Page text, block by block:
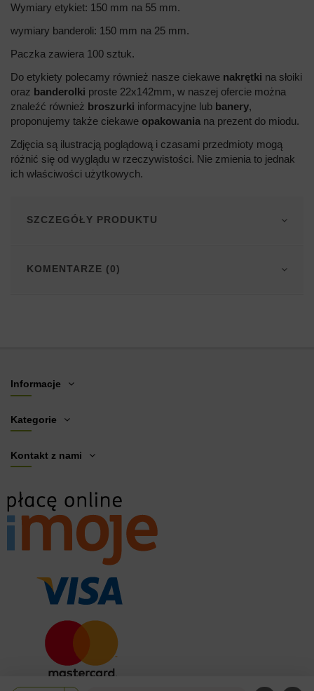
Wymiary etykiet: 150 mm na 55 mm.
wymiary banderoli: 150 mm na 25 mm.
Paczka zawiera 100 sztuk.
Do etykiety polecamy również nasze ciekawe nakrętki na słoiki
oraz banderolki proste 22x142mm, w naszej ofercie można
znaleźć również broszurki informacyjne lub banery,
proponujemy także ciekawe opakowania na prezent do miodu.
Zdjęcia są ilustracją poglądową i czasami przedmioty mogą
różnić się od wyglądu w rzeczywistości. Nie zmienia to jednak
ich właściwości użytkowych.
SZCZEGÓŁY PRODUKTU
KOMENTARZE (0)
Informacje
Kategorie
Kontakt z nami